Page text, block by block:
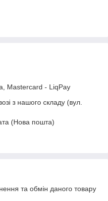
Mastercard - LiqPay
з нашого складу (вул.
(Нова пошта)
та обмін даного товару